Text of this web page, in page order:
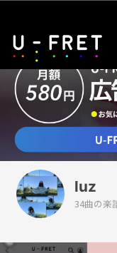
luz
34曲の楽